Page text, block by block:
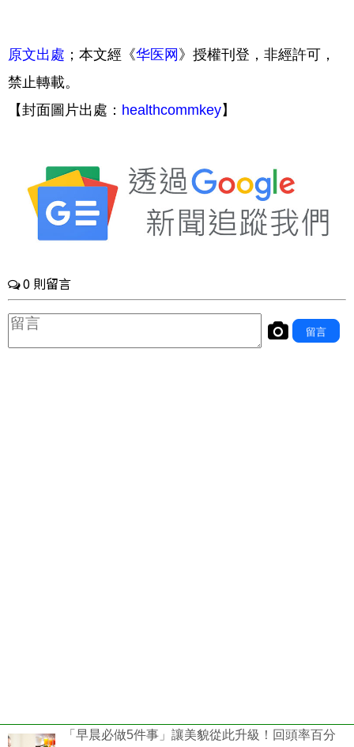
原文出處 ；本文經《华医网 》授權刊登，非經許可，
禁止轉載。
【封面圖片出處： healthcommkey】
「早晨必做5件事」讓美貌從此升級！回頭率百分